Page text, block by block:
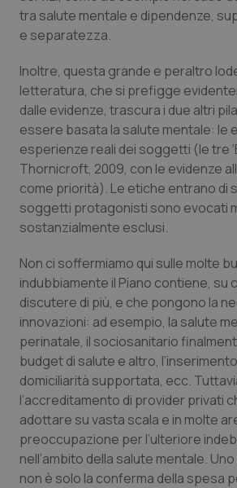
tra salute mentale e dipendenze,
e separatezza.
Inoltre, questa grande e peraltro
letteratura, che si prefigge
dalle evidenze, trascura i due altri
essere basata la salute mentale: le
esperienze reali dei soggetti (le tre
Thornicroft, 2009, con le evidenze
come priorità). Le etiche entrano di
soggetti protagonisti sono evocati
sostanzialmente esclusi.
Non ci soffermiamo qui sulle molte
indubbiamente il Piano contiene, su
discutere di più, e che pongono la
innovazioni: ad esempio, la salute
perinatale, il sociosanitario
budget di salute e altro,
domiciliarità supportata, ecc.
l’accreditamento di provider privati
adottare su vasta scala e in molte
preoccupazione per l’ulteriore
nell’ambito della salute mentale.
non è solo la conferma della spesa